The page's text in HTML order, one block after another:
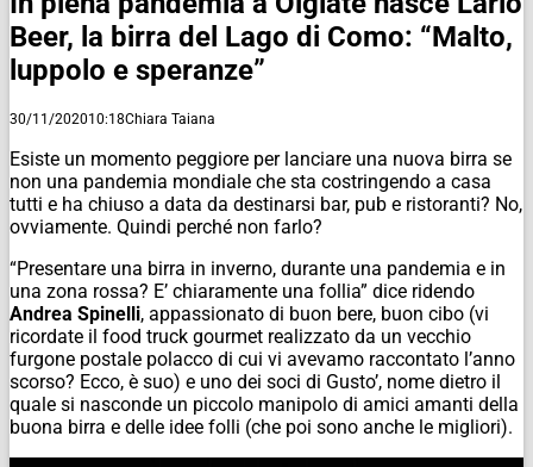
Beer, la birra del Lago di Como: “Malto,
luppolo e speranze”
30/11/202010:18Chiara Taiana
Esiste un momento peggiore per lanciare una nuova birra se
non una pandemia mondiale che sta costringendo a casa
tutti e ha chiuso a data da destinarsi bar, pub e ristoranti? No,
ovviamente. Quindi perché non farlo?
“Presentare una birra in inverno, durante una pandemia e in
una zona rossa? E’ chiaramente una follia” dice ridendo
Andrea Spinelli, appassionato di buon bere, buon cibo (vi
ricordate il food truck gourmet realizzato da un vecchio
furgone postale polacco di cui vi avevamo raccontato l’anno
scorso? Ecco, è suo) e uno dei soci di Gusto’, nome dietro il
quale si nasconde un piccolo manipolo di amici amanti della
buona birra e delle idee folli (che poi sono anche le migliori).